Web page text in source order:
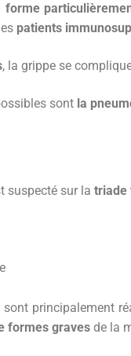
forme
patients
, la grippe se
sont la
suspecté sur la triade
sont principalement
formes graves de la